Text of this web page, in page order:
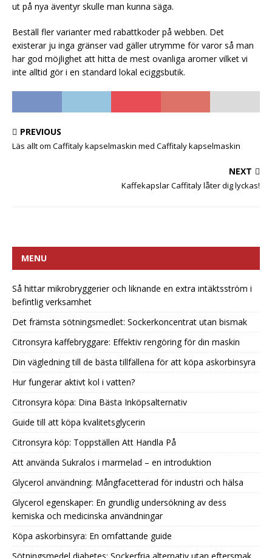
ut på nya äventyr skulle man kunna säga.
Beställ fler varianter med rabattkoder på webben. Det
existerar ju inga gränser vad gäller utrymme för varor så man
har god möjlighet att hitta de mest ovanliga aromer vilket vi
inte alltid gör i en standard lokal eciggsbutik.
PREVIOUS
Läs allt om Caffitaly kapselmaskin med Caffitaly kapselmaskin
NEXT
Kaffekapslar Caffitaly låter dig lyckas!
MENU
Så hittar mikrobryggerier och liknande en extra intäktsström i
befintlig verksamhet
Det främsta sötningsmedlet: Sockerkoncentrat utan bismak
Citronsyra kaffebryggare: Effektiv rengöring för din maskin
Din vägledning till de bästa tillfällena för att köpa askorbinsyra
Hur fungerar aktivt kol i vatten?
Citronsyra köpa: Dina Bästa Inköpsalternativ
Guide till att köpa kvalitetsglycerin
Citronsyra köp: Toppställen Att Handla På
Att använda Sukralos i marmelad – en introduktion
Glycerol användning: Mångfacetterad för industri och hälsa
Glycerol egenskaper: En grundlig undersökning av dess
kemiska och medicinska användningar
Köpa askorbinsyra: En omfattande guide